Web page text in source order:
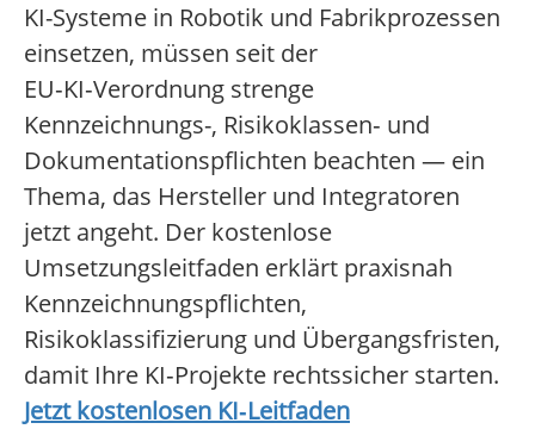
KI-Systeme in Robotik und Fabrikprozessen
einsetzen, müssen seit der
EU‑KI‑Verordnung strenge
Kennzeichnungs-, Risikoklassen‑ und
Dokumentationspflichten beachten — ein
Thema, das Hersteller und Integratoren
jetzt angeht. Der kostenlose
Umsetzungsleitfaden erklärt praxisnah
Kennzeichnungspflichten,
Risikoklassifizierung und Übergangsfristen,
damit Ihre KI‑Projekte rechtssicher starten.
Jetzt kostenlosen KI‑Leitfaden